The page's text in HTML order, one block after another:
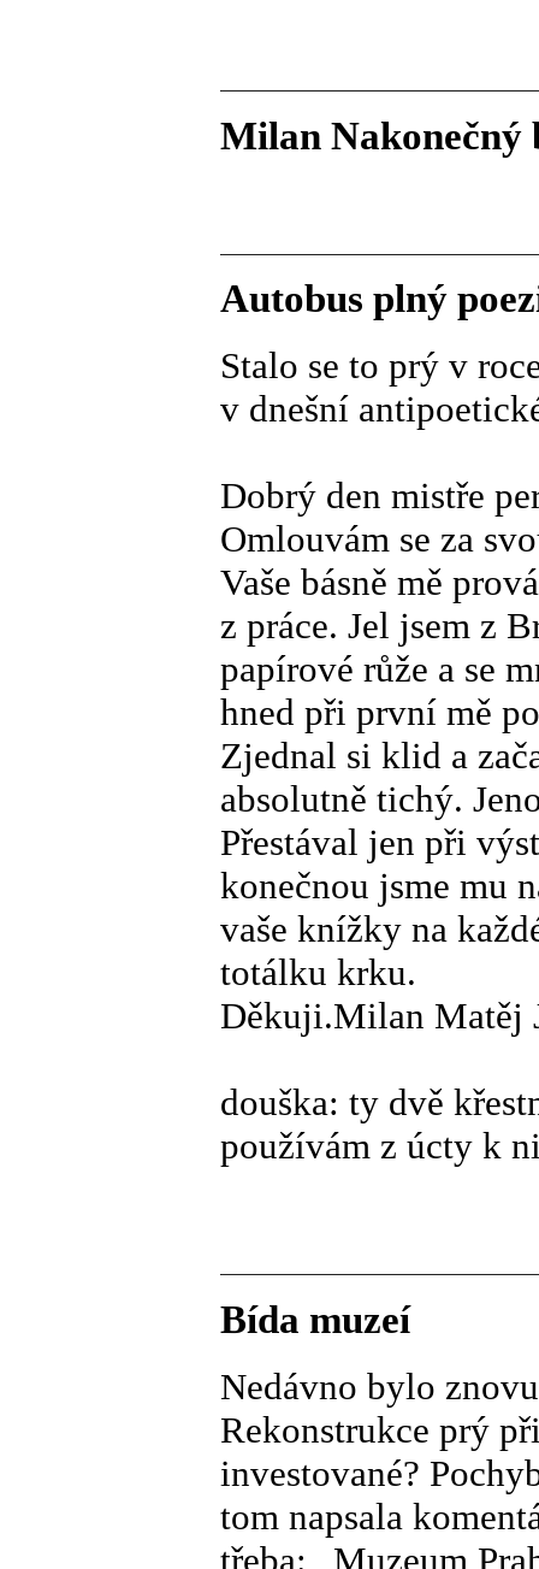
Milan Nakonečný
Autobus plný
Stalo se to prý v
v dnešní
Dobrý den mistře
Omlouvám se za
Vaše básně mě
z práce. Jel jsem z
papírové růže a se
hned při první mě
Zjednal si klid a
absolutně tichý.
Přestával jen při
konečnou jsme mu
vaše knížky na
totálku krku.
Děkuji.Milan Matěj
douška: ty dvě
používám z úcty k
Bída muzeí
Nedávno bylo
Rekonstrukce prý
investované?
tom napsala
třeba: „Muzeum